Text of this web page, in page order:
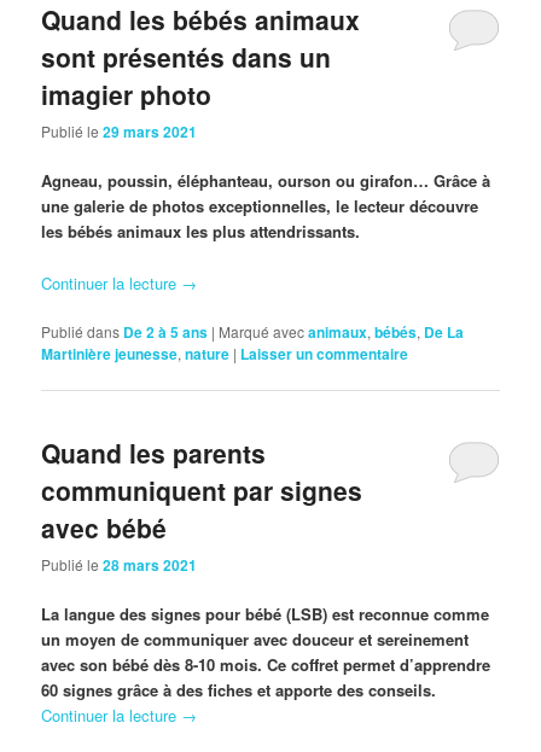
Quand les bébés animaux
sont présentés dans un
imagier photo
Publié le29 mars 2021
Agneau, poussin, éléphanteau, ourson ou girafon… Grâce à
une galerie de photos exceptionnelles, le lecteur découvre
les bébés animaux les plus attendrissants.
Continuer la lecture →
Publié dans De 2 à 5 ans | Marqué avecanimaux,bébés, De La
Martinière jeunesse,nature | Laisser un commentaire
Quand les parents
communiquent par signes
avec bébé
Publié le28 mars 2021
La langue des signes pour bébé (LSB) est reconnue comme
un moyen de communiquer avec douceur et sereinement
avec son bébé dès 8-10 mois. Ce coffret permet d’apprendre
60 signes grâce à des fiches et apporte des conseils.
Continuer la lecture →